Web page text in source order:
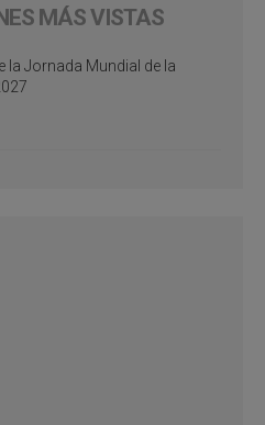
MÁS VISTAS
la Jornada Mundial de la